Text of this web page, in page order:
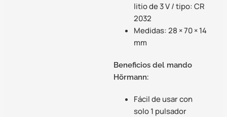
litio de 3 V / tipo: CR
2032
Medidas: 28 × 70 × 14
mm
Beneficios del mando
Hörmann:
Fácil de usar con
solo 1 pulsador